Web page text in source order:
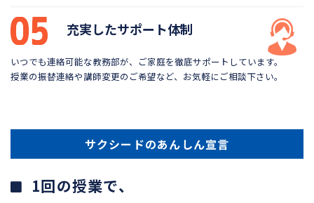
充実したサポート体制
いつでも連絡可能な教務部が、ご家庭を徹底サポートしています。
授業の振替連絡や講師変更のご希望など、お気軽にご相談下さい。
サクシードのあんしん宣言
1回の授業で、